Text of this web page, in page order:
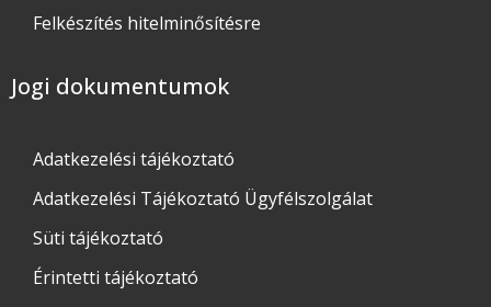
Felkészítés hitelminősítésre
Jogi dokumentumok
Adatkezelési tájékoztató​
Adatkezelési Tájékoztató Ügyfélszolgálat
Süti tájékoztató
Érintetti tájékoztató